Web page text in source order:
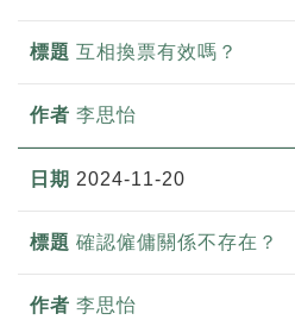
互相換票有效嗎？
李思怡
2024-11-20
確認僱傭關係不存在？
李思怡